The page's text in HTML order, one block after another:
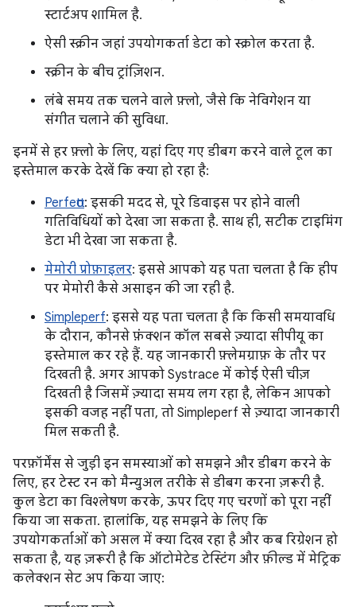
स्टार्टअप शामिल है.
ऐसी स्क्रीन जहां उपयोगकर्ता डेटा को स्क्रोल करता है.
स्क्रीन के बीच ट्रांज़िशन.
लंबे समय तक चलने वाले फ़्लो, जैसे कि नेविगेशन या
संगीत चलाने की सुविधा.
इनमें से हर फ़्लो के लिए, यहां दिए गए डीबग करने वाले टूल का
इस्तेमाल करके देखें कि क्या हो रहा है:
Perfetto: इसकी मदद से, पूरे डिवाइस पर होने वाली
गतिविधियों को देखा जा सकता है. साथ ही, सटीक टाइमिंग
डेटा भी देखा जा सकता है.
मेमोरी प्रोफ़ाइलर: इससे आपको यह पता चलता है कि हीप
पर मेमोरी कैसे असाइन की जा रही है.
Simpleperf: इससे यह पता चलता है कि किसी समयावधि
के दौरान, कौनसे फ़ंक्शन कॉल सबसे ज़्यादा सीपीयू का
इस्तेमाल कर रहे हैं. यह जानकारी फ़्लेमग्राफ़ के तौर पर
दिखती है. अगर आपको Systrace में कोई ऐसी चीज़
दिखती है जिसमें ज़्यादा समय लग रहा है, लेकिन आपको
इसकी वजह नहीं पता, तो Simpleperf से ज़्यादा जानकारी
मिल सकती है.
परफ़ॉर्मेंस से जुड़ी इन समस्याओं को समझने और डीबग करने के
लिए, हर टेस्ट रन को मैन्युअल तरीके से डीबग करना ज़रूरी है.
कुल डेटा का विश्लेषण करके, ऊपर दिए गए चरणों को पूरा नहीं
किया जा सकता. हालांकि, यह समझने के लिए कि
उपयोगकर्ताओं को असल में क्या दिख रहा है और कब रिग्रेशन हो
सकता है, यह ज़रूरी है कि ऑटोमेटेड टेस्टिंग और फ़ील्ड में मेट्रिक
कलेक्शन सेट अप किया जाए: